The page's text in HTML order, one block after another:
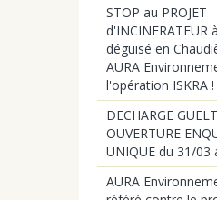
STOP au PROJET
d'INCINERATEUR
déguisé en
AURA
l'opération ISKRA !
DECHARGE
OUVERTURE
UNIQUE du 31/03
AURA